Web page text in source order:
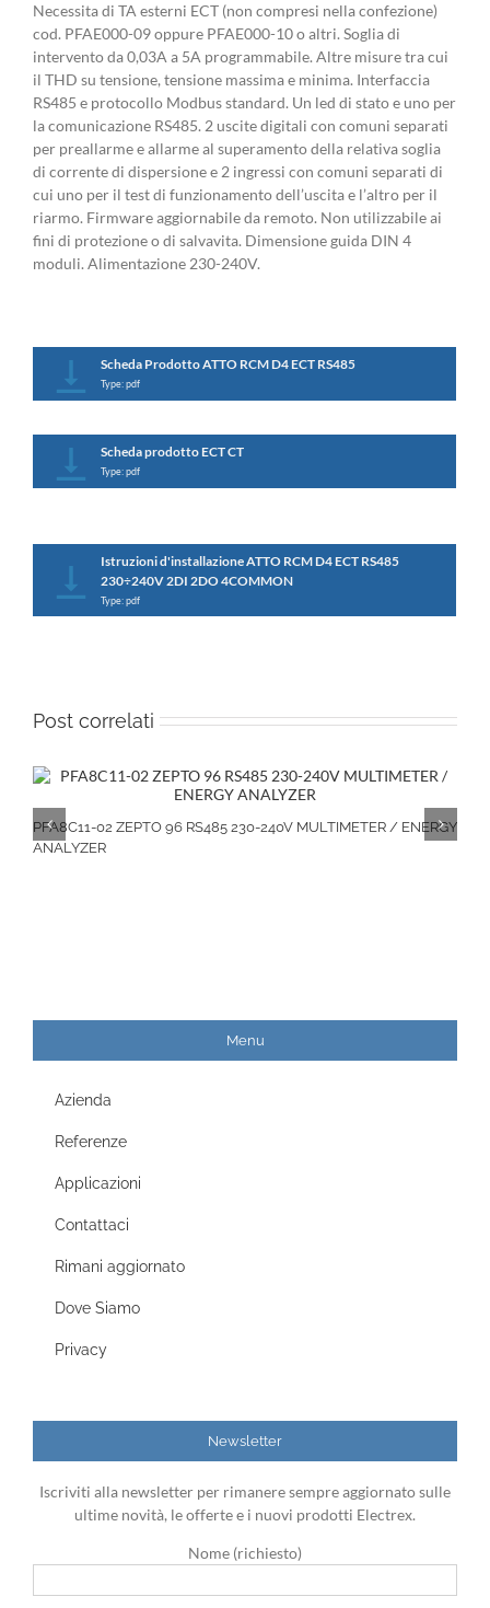
Necessita di TA esterni ECT (non compresi nella confezione)
cod. PFAE000-09 oppure PFAE000-10 o altri. Soglia di
intervento da 0,03A a 5A programmabile. Altre misure tra cui
il THD su tensione, tensione massima e minima. Interfaccia
RS485 e protocollo Modbus standard. Un led di stato e uno per
la comunicazione RS485. 2 uscite digitali con comuni separati
per preallarme e allarme al superamento della relativa soglia
di corrente di dispersione e 2 ingressi con comuni separati di
cui uno per il test di funzionamento dell’uscita e l’altro per il
riarmo. Firmware aggiornabile da remoto. Non utilizzabile ai
fini di protezione o di salvavita. Dimensione guida DIN 4
moduli. Alimentazione 230-240V.
Scheda Prodotto ATTO RCM D4 ECT RS485
Type: pdf
Scheda prodotto ECT CT
Type: pdf
Istruzioni d'installazione ATTO RCM D4 ECT RS485
230÷240V 2DI 2DO 4COMMON
Type: pdf
Post correlati
PFA8C11-02 ZEPTO 96 RS485 230-240V MULTIMETER / ENERGY
ANALYZER
Menu
Azienda
Referenze
Applicazioni
Contattaci
Rimani aggiornato
Dove Siamo
Privacy
Newsletter
Iscriviti alla newsletter per rimanere sempre aggiornato sulle
ultime novità, le offerte e i nuovi prodotti Electrex.
Nome (richiesto)